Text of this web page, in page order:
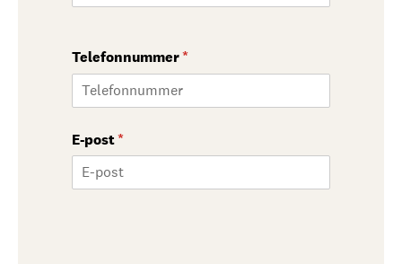
Telefonnummer*
(nødvendig)
E-post*
(nødvendig)